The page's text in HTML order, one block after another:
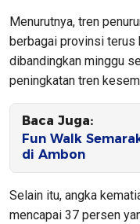
Menurutnya, tren
berbagai provinsi
dibandingkan minggu
peningkatan tren
Baca Juga:
Fun Walk
di Ambon
Selain itu, angka
mencapai 37 persen